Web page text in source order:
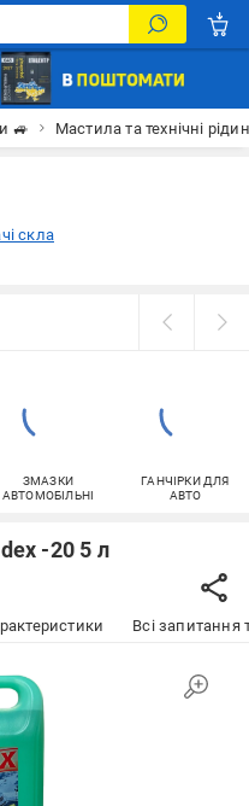
🚙 Мастила та технічні
скла
ЗМАЗКИ
АВТОМОБІЛЬНІ
ГАНЧІРКИ ДЛЯ
АВТО
-20 5 л
Всі запитання